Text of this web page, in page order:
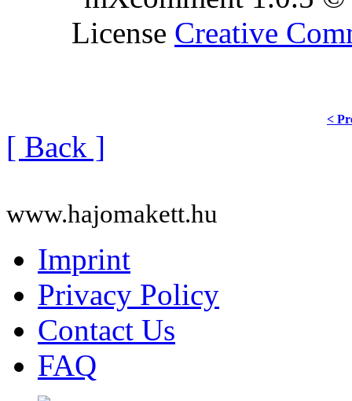
License Creative
<
[ Back ]
www.hajomakett.hu
Imprint
Privacy Policy
Contact Us
FAQ